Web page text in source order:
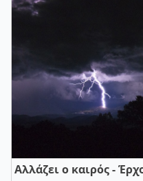
Αλλάζει ο καιρός -